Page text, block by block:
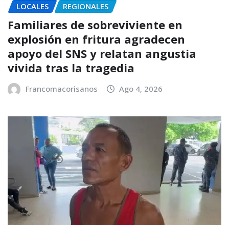
LOCALES REGIONALES
Familiares de sobreviviente en
explosión en fritura agradecen
apoyo del SNS y relatan angustia
vivida tras la tragedia
Francomacorisanos Ago 4, 2026